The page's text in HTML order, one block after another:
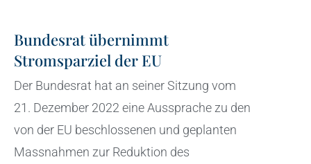
Bundesrat übernimmt
Stromsparziel der EU
Der Bundesrat hat an seiner Sitzung vom
21. Dezember 2022 eine Aussprache zu den
von der EU beschlossenen und geplanten
Massnahmen zur Reduktion des